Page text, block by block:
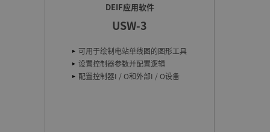
DEIF应用软件
USW-3
可用于绘制电站单线图的图形工具
设置控制器参数并配置逻辑
配置控制器I / O和外部I / O设备